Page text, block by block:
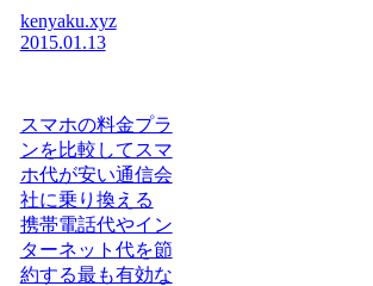
kenyaku.xyz
2015.01.13
スマホの料金プラ
ンを比較してスマ
ホ代が安い通信会
社に乗り換える
携帯電話代やイン
ターネット代を節
約する最も有効な